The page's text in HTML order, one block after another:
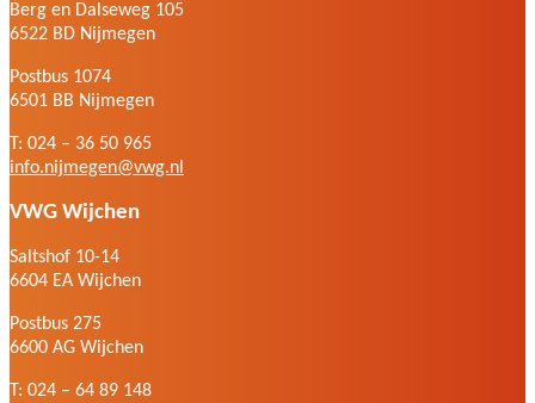
Berg en Dalseweg 105
6522 BD Nijmegen
Postbus 1074
6501 BB Nijmegen
T: 024 – 36 50 965
info.nijmegen@vwg.nl
VWG Wijchen
Saltshof 10-14
6604 EA Wijchen
Postbus 275
6600 AG Wijchen
T: 024 – 64 89 148